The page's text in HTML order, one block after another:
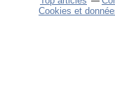
Cookies et